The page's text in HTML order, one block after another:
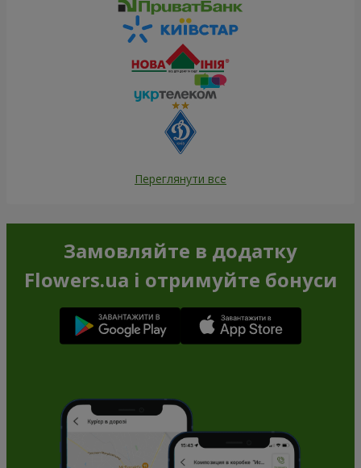
Переглянути все
Замовляйте в додатку
Flowers.ua і отримуйте бонуси